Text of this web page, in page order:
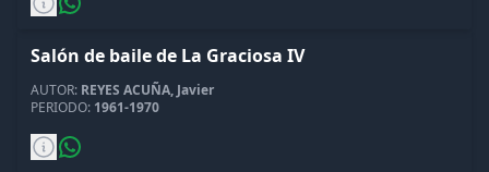
Salón de baile de La Graciosa IV
AUTOR: REYES ACUÑA, Javier
PERIODO: 1961-1970